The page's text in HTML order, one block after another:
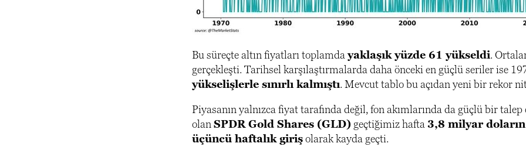
Bu süreçte altın fiyatları toplamdayaklaşık yüzde 61 yükseldi.
gerçekleşti. Tarihsel karşılaştırmalarda daha önceki en güçlü seriler ise
yükselişlerle sınırlı kalmıştı. Mevcut tablo bu açıdan yeni bir rekor
Piyasanın yalnızca fiyat tarafında değil, fon akımlarında da güçlü bir
olanSPDR Gold Shares (GLD) geçtiğimiz hafta3,8 milyar
üçüncü haftalık girişolarak kayda geçti.